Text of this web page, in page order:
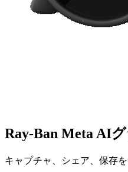
Ray-Ban Meta AI
キャプチャ、シェア、保存